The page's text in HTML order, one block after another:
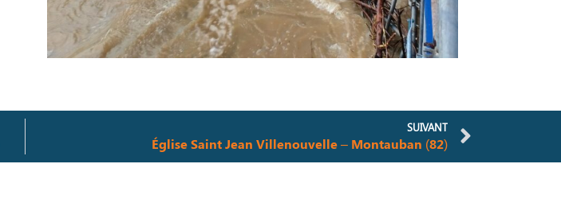
SUIVANT
Église Saint Jean Villenouvelle – Montauban (82)